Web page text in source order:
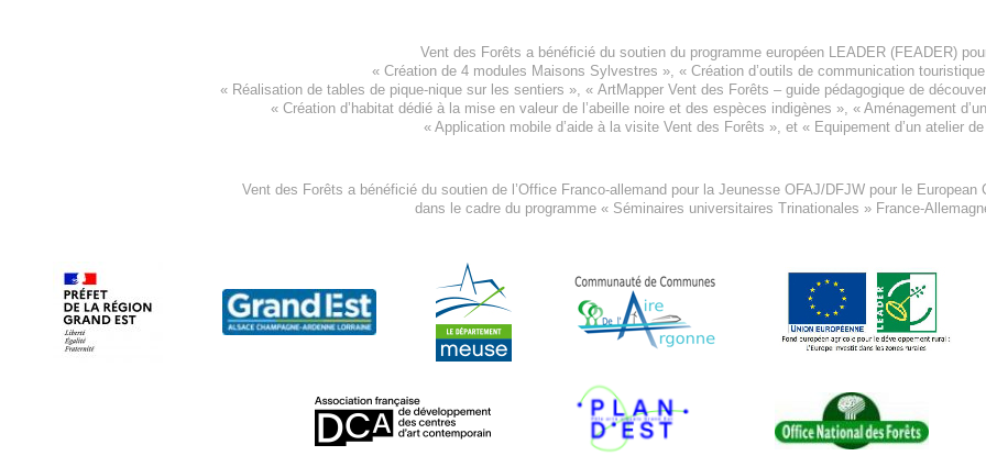
Vent des Forêts a bénéficié du soutien du programme européen LEADER (FEADER)
« Création de 4 modules Maisons Sylvestres », « Création d’outils de communication
« Réalisation de tables de pique-nique sur les sentiers », « ArtMapper Vent des Forêts – guide pédagogique de
« Création d’habitat dédié à la mise en valeur de l’abeille noire et des espèces indigènes », « Aménagement
« Application mobile d’aide à la visite Vent des Forêts », et « Equipement d’un atelier
Vent des Forêts a bénéficié du soutien de l’Office Franco-allemand pour la Jeunesse OFAJ/DFJW pour le European
dans le cadre du programme « Séminaires universitaires Trinationales » France-